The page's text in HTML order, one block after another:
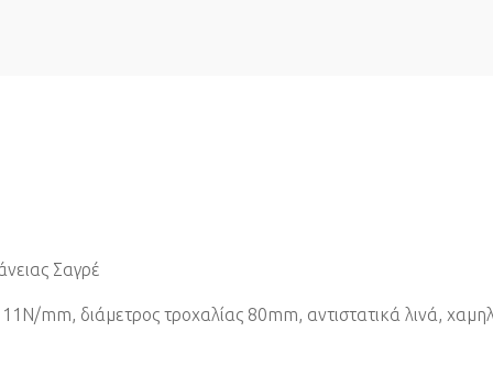
Σαγρέ
mm, διάμετρος τροχαλίας 80mm, αντιστατικά λινά,